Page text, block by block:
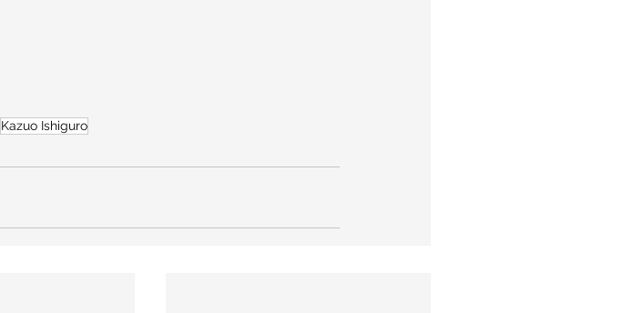
Kazuo Ishiguro